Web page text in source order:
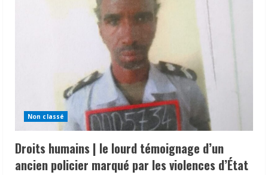
Non classé
Droits humains | le lourd témoignage d’un
ancien policier marqué par les violences d’État